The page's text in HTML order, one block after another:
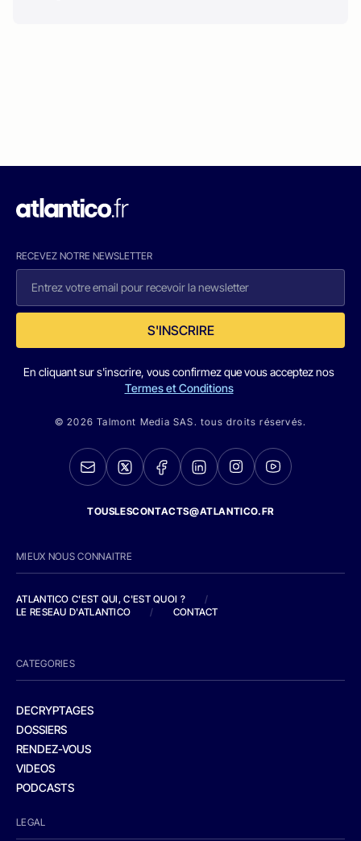
RECEVEZ NOTRE NEWSLETTER
S'INSCRIRE
En cliquant sur s'inscrire, vous confirmez que vous acceptez nos
Termes et Conditions
© 2026 Talmont Media SAS. tous droits réservés.
TOUSLESCONTACTS@ATLANTICO.FR
MIEUX NOUS CONNAITRE
ATLANTICO C'EST QUI, C'EST QUOI ?
/
LE RESEAU D'ATLANTICO
/ CONTACT
CATEGORIES
DECRYPTAGES
DOSSIERS
RENDEZ-VOUS
VIDEOS
PODCASTS
LEGAL